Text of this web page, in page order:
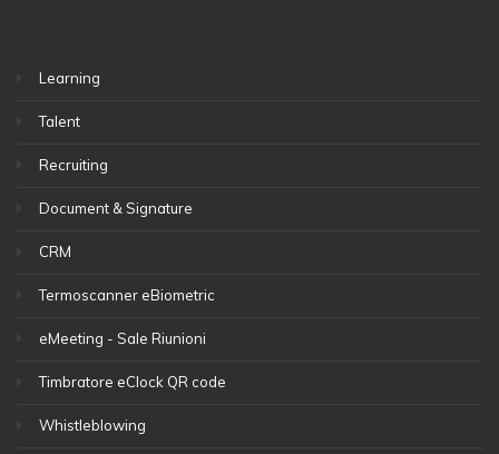
Learning
Talent
Recruiting
Document & Signature
CRM
Termoscanner eBiometric
eMeeting - Sale Riunioni
Timbratore eClock QR code
Whistleblowing